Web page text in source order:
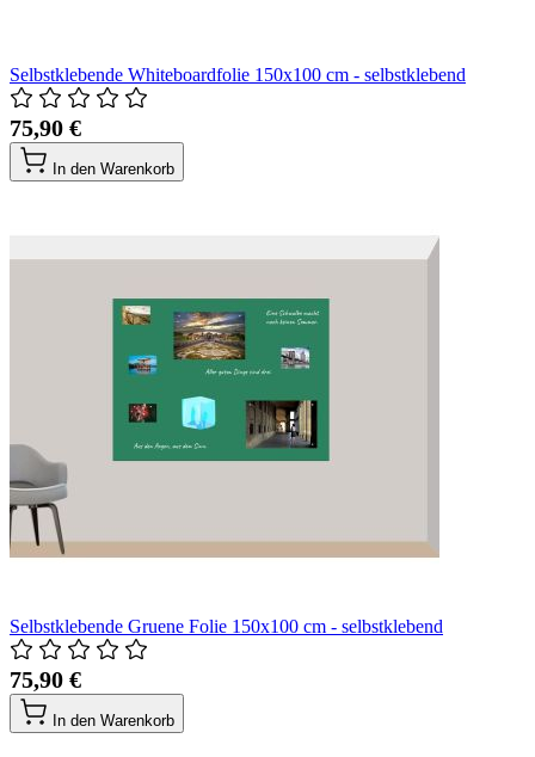
Selbstklebende Whiteboardfolie 150x100 cm - selbstklebend
75,90 €
In den Warenkorb
Selbstklebende Gruene Folie 150x100 cm - selbstklebend
75,90 €
In den Warenkorb